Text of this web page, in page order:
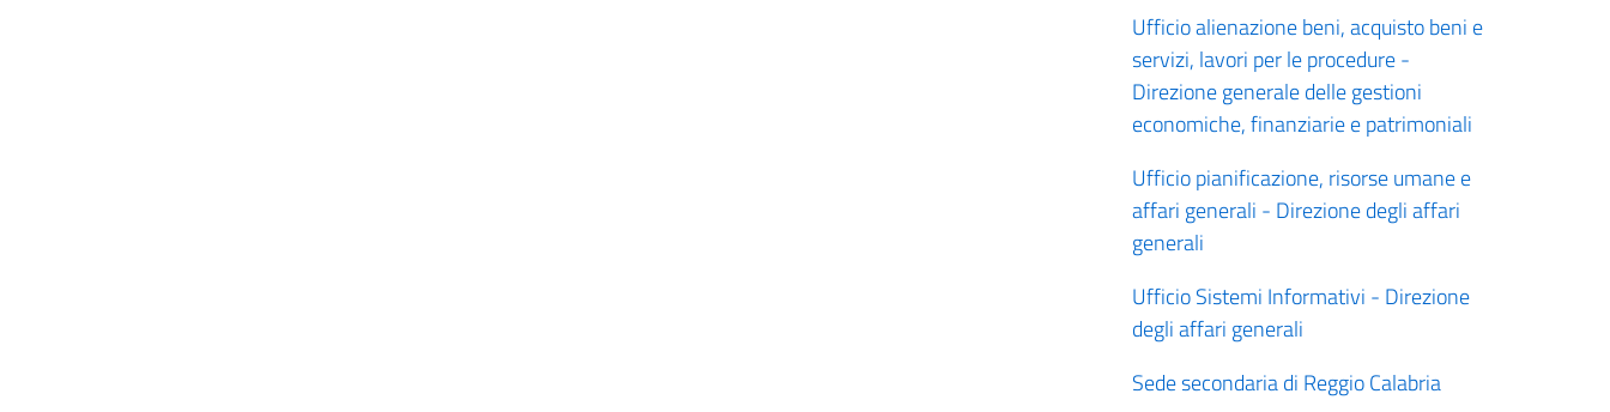
Ufficio alienazione beni, acquisto beni e
servizi, lavori per le procedure -
Direzione generale delle gestioni
economiche, finanziarie e patrimoniali
Ufficio pianificazione, risorse umane e
affari generali - Direzione degli affari
generali
Ufficio Sistemi Informativi - Direzione
degli affari generali
Sede secondaria di Reggio Calabria